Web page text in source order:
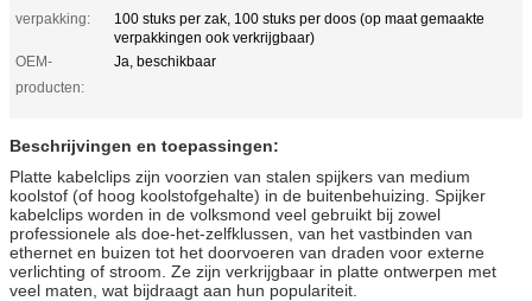
verpakking:
100 stuks per zak, 100 stuks per doos (op maat gemaakte
verpakkingen ook verkrijgbaar)
OEM-
producten:
Ja, beschikbaar
Beschrijvingen en toepassingen:
Platte kabelclips zijn voorzien van stalen spijkers van medium
koolstof (of hoog koolstofgehalte) in de buitenbehuizing. Spijker
kabelclips worden in de volksmond veel gebruikt bij zowel
professionele als doe-het-zelfklussen, van het vastbinden van
ethernet en buizen tot het doorvoeren van draden voor externe
verlichting of stroom. Ze zijn verkrijgbaar in platte ontwerpen met
veel maten, wat bijdraagt ​​aan hun populariteit.